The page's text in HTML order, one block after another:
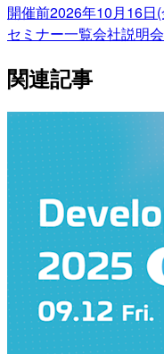
開催前2026年10月16日
セミナー一覧会社説明
関連記事